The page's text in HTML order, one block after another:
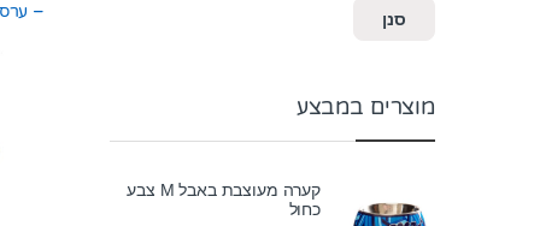
–
סנן
מוצרים במבצע
קערה מעוצבת באבל M צבע
כחול